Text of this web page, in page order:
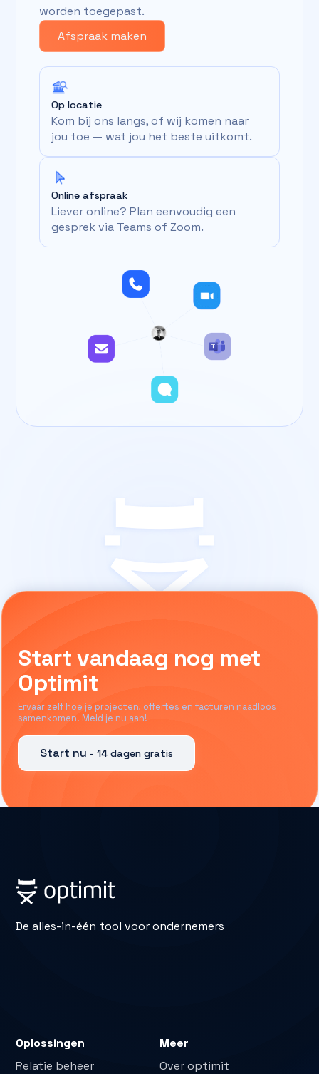
worden toegepast.
Afspraak maken
Op locatie
Kom bij ons langs, of wij komen naar
jou toe — wat jou het beste uitkomt.
Online afspraak
Liever online? Plan eenvoudig een
gesprek via Teams of Zoom.
Start vandaag nog met
Optimit
Ervaar zelf hoe je projecten, offertes en facturen naadloos
samenkomen. Meld je nu aan!
Start nu - 14 dagen gratis
De alles-in-één tool voor ondernemers
Oplossingen
Relatie beheer
Meer
Over optimit